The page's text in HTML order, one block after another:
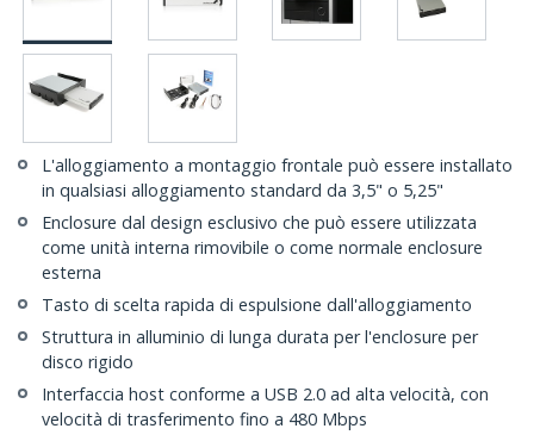
L'alloggiamento a montaggio frontale può essere installato
in qualsiasi alloggiamento standard da 3,5" o 5,25"
Enclosure dal design esclusivo che può essere utilizzata
come unità interna rimovibile o come normale enclosure
esterna
Tasto di scelta rapida di espulsione dall'alloggiamento
Struttura in alluminio di lunga durata per l'enclosure per
disco rigido
Interfaccia host conforme a USB 2.0 ad alta velocità, con
velocità di trasferimento fino a 480 Mbps